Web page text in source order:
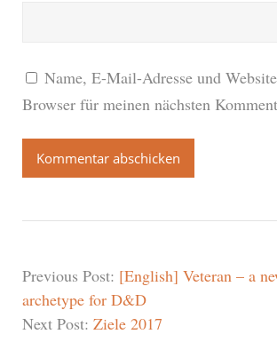
Name, E-Mail-Adresse und
Browser für meinen nächsten
Previous Post: [English] Veteran – a
archetype for D&D
Next Post: Ziele 2017